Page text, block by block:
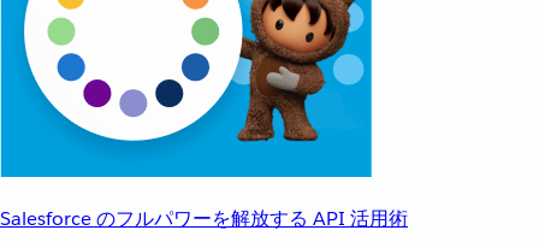
Salesforce のフルパワーを解放する API 活用術